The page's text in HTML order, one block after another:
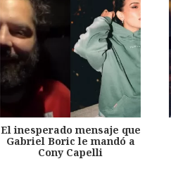
El inesperado mensaje que
Gabriel Boric le mandó a
Cony Capelli